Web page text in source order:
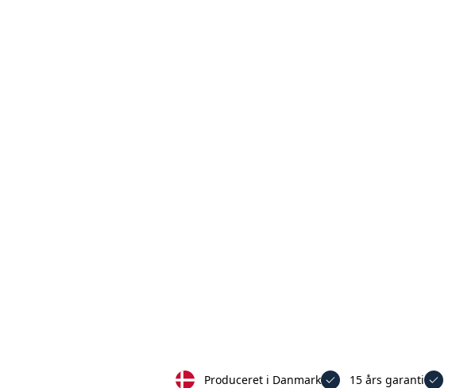
Produceret i Danmark 15 års garanti